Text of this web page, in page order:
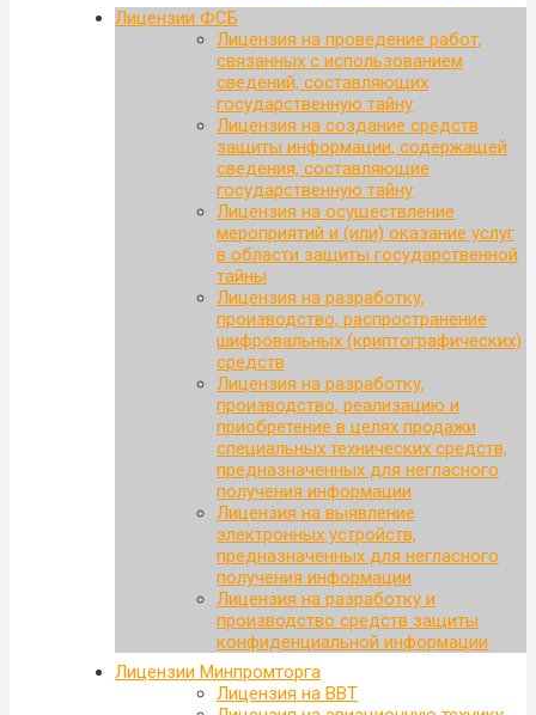
Лицензии ФСБ
Лицензия на проведение работ,
связанных с использованием
сведений, составляющих
государственную тайну
Лицензия на создание средств
защиты информации, содержащей
сведения, составляющие
государственную тайну
Лицензия на осуществление
мероприятий и (или) оказание услуг
в области защиты государственной
тайны
Лицензия на разработку,
производство, распространение
шифровальных (криптографических)
средств
Лицензия на разработку,
производство, реализацию и
приобретение в целях продажи
специальных технических средств,
предназначенных для негласного
получения информации
Лицензия на выявление
электронных устройств,
предназначенных для негласного
получения информации
Лицензия на разработку и
производство средств защиты
конфиденциальной информации
Лицензии Минпромторга
Лицензия на ВВТ